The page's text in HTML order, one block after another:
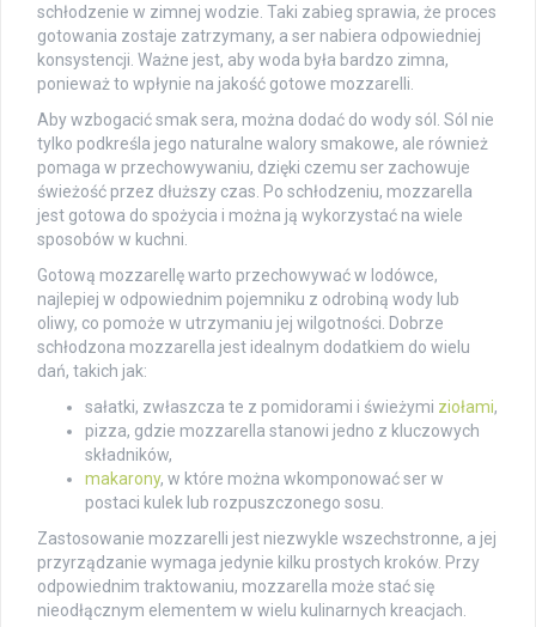
schłodzenie w zimnej wodzie. Taki zabieg sprawia, że proces
gotowania zostaje zatrzymany, a ser nabiera odpowiedniej
konsystencji. Ważne jest, aby woda była bardzo zimna,
ponieważ to wpłynie na jakość gotowe mozzarelli.
Aby wzbogacić smak sera, można dodać do wody sól. Sól nie
tylko podkreśla jego naturalne walory smakowe, ale również
pomaga w przechowywaniu, dzięki czemu ser zachowuje
świeżość przez dłuższy czas. Po schłodzeniu, mozzarella
jest gotowa do spożycia i można ją wykorzystać na wiele
sposobów w kuchni.
Gotową mozzarellę warto przechowywać w lodówce,
najlepiej w odpowiednim pojemniku z odrobiną wody lub
oliwy, co pomoże w utrzymaniu jej wilgotności. Dobrze
schłodzona mozzarella jest idealnym dodatkiem do wielu
dań, takich jak:
sałatki, zwłaszcza te z pomidorami i świeżymi ziołami,
pizza, gdzie mozzarella stanowi jedno z kluczowych
składników,
makarony, w które można wkomponować ser w
postaci kulek lub rozpuszczonego sosu.
Zastosowanie mozzarelli jest niezwykle wszechstronne, a jej
przyrządzanie wymaga jedynie kilku prostych kroków. Przy
odpowiednim traktowaniu, mozzarella może stać się
nieodłącznym elementem w wielu kulinarnych kreacjach.